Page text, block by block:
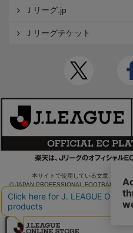
Ｊリーグ.jp
Ｊリーグチケット
本サイトで使用している文章・画像
© JAPAN PROFESSIONAL FOOTBALL